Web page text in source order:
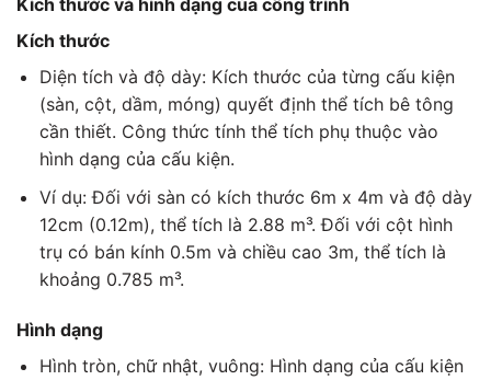
Kích thước và hình dạng của công trình
Kích thước
Diện tích và độ dày: Kích thước của từng cấu kiện
(sàn, cột, dầm, móng) quyết định thể tích bê tông
cần thiết. Công thức tính thể tích phụ thuộc vào
hình dạng của cấu kiện.
Ví dụ: Đối với sàn có kích thước 6m x 4m và độ dày
12cm (0.12m), thể tích là 2.88 m³. Đối với cột hình
trụ có bán kính 0.5m và chiều cao 3m, thể tích là
khoảng 0.785 m³.
Hình dạng
Hình tròn, chữ nhật, vuông: Hình dạng của cấu kiện